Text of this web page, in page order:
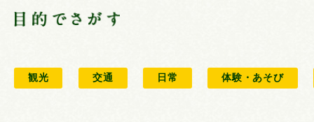
観光 交通 日常 体験・あそび